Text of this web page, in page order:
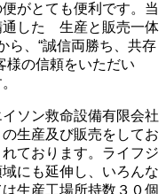
がとても便利です。当
通した 生産と販売一体
ら、“誠信両勝ち、共存
様の信頼をいただい
ソン救命設備有限会社
生産及び販売をしてお
ております。ライフジ
にも延伸し、いろんな
生産工場所持数３０個